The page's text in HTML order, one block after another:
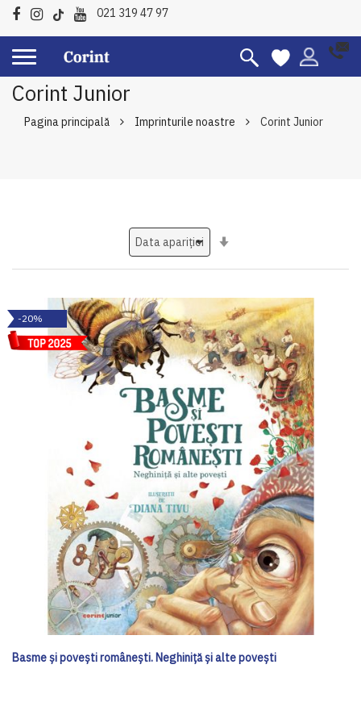
021 319 47 97
Corint Junior
Pagina principală Imprinturile noastre Corint Junior
-20%
Basme și povești românești. Neghiniță și alte povești